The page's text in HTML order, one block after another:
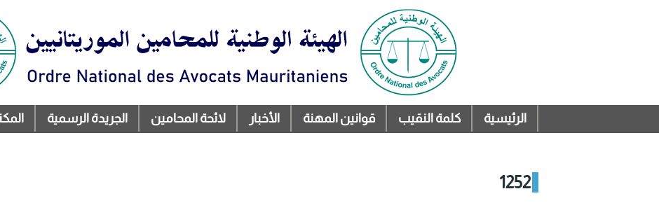
المحتوى
الرئيسي
القائمة الرئيسية
الرئيسية كلمة النقيب قوانين المهنة الأخبار لائحة المحامين الجريدة الرسمية
1252